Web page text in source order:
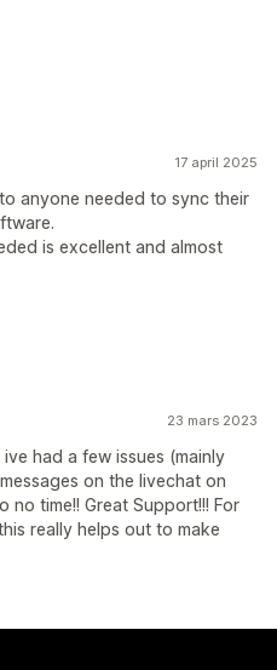
17 april 2025
anyone needed to sync their
is excellent and almost
23 mars 2023
had a few issues (mainly
on the livechat on
time!! Great Support!!! For
really helps out to make